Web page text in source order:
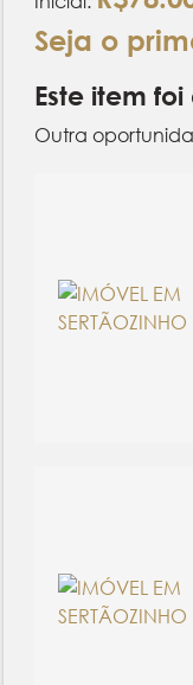
Seja o
Este item
Outra